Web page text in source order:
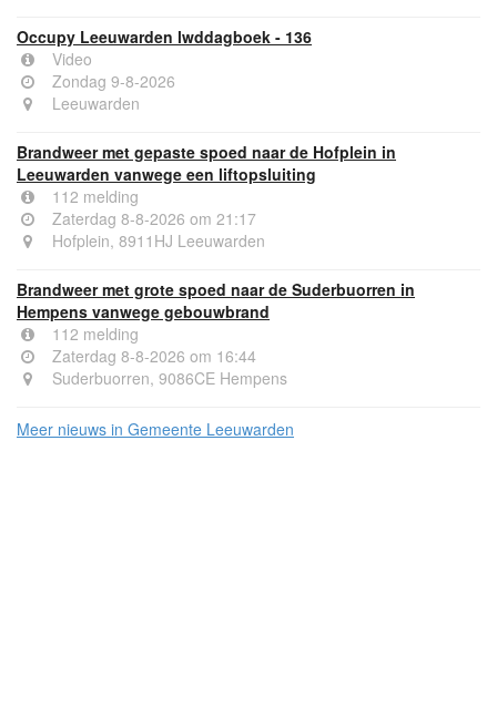
Occupy Leeuwarden lwddagboek - 136
Video
Zondag 9-8-2026
Leeuwarden
Brandweer met gepaste spoed naar de Hofplein in
Leeuwarden vanwege een liftopsluiting
112 melding
Zaterdag 8-8-2026 om 21:17
Hofplein, 8911HJ Leeuwarden
Brandweer met grote spoed naar de Suderbuorren in
Hempens vanwege gebouwbrand
112 melding
Zaterdag 8-8-2026 om 16:44
Suderbuorren, 9086CE Hempens
Meer nieuws in Gemeente Leeuwarden